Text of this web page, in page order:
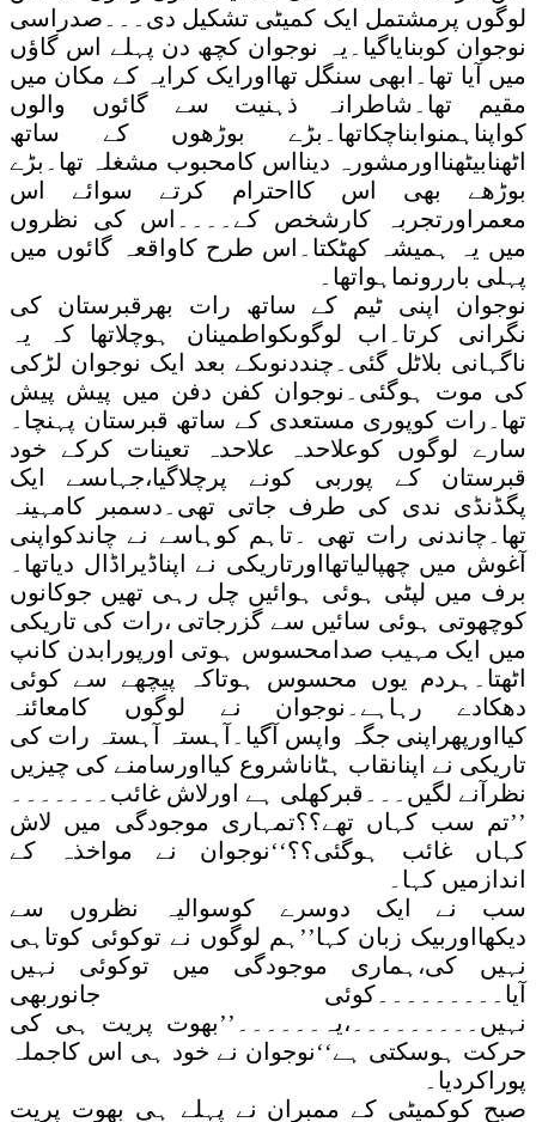
لوگوں پرمشتمل ایک کمیٹی تشکیل دی۔۔۔صدراسی
نوجوان کوبنایاگیا۔یہ نوجوان کچھ دن پہلے اس گاؤں
میں آیا تھا۔ابھی سنگل تھااورایک کرایہ کے مکان میں
مقیم تھا۔شاطرانہ ذہنیت سے گائوں والوں
کواپناہمنوابناچکاتھا۔بڑے بوڑھوں کے ساتھ
اٹھنابیٹھنااورمشورہ دینااس کامحبوب مشغلہ تھا۔بڑے
بوڑھے بھی اس کااحترام کرتے سوائے اس
معمراورتجربہ کارشخص کے۔۔۔۔اس کی نظروں
میں یہ ہمیشہ کھٹکتا۔اس طرح کاواقعہ گائوں میں
پہلی باررونماہواتھا۔
نوجوان اپنی ٹیم کے ساتھ رات بھرقبرستان کی
نگرانی کرتا۔اب لوگوںکواطمینان ہوچلاتھا کہ یہ
ناگہانی بلاٹل گئی۔چنددنوںکے بعد ایک نوجوان لڑکی
کی موت ہوگئی۔نوجوان کفن دفن میں پیش پیش
تھا۔رات کوپوری مستعدی کے ساتھ قبرستان پہنچا۔
سارے لوگوں کوعلاحدہ علاحدہ تعینات کرکے خود
قبرستان کے پوربی کونے پرچلاگیا،جہاںسے ایک
پگڈنڈی ندی کی طرف جاتی تھی۔دسمبر کامہینہ
تھا۔چاندنی رات تھی ۔تاہم کوہاسے نے چاندکواپنی
آغوش میں چھپالیاتھااورتاریکی نے اپناڈیراڈال دیاتھا۔
برف میں لپٹی ہوئی ہوائیں چل رہی تھیں جوکانوں
کوچھوتی ہوئی سائیں سے گزرجاتی ،رات کی تاریکی
میں ایک مہیب صدامحسوس ہوتی اورپورابدن کانپ
اٹھتا۔ہردم یوں محسوس ہوتاکہ پیچھے سے کوئی
دھکادے رہاہے۔نوجوان نے لوگوں کامعائنہ
کیااورپھراپنی جگہ واپس آگیا۔آہستہ آہستہ رات کی
تاریکی نے اپنانقاب ہٹاناشروع کیااورسامنے کی چیزیں
نظرآنے لگیں۔۔۔قبرکھلی ہے اورلاش غائب۔۔۔۔۔۔۔
’’تم سب کہاں تھے؟؟تمہاری موجودگی میں لاش
کہاں غائب ہوگئی؟؟‘‘نوجوان نے مواخذہ کے
اندازمیں کہا۔
سب نے ایک دوسرے کوسوالیہ نظروں سے
دیکھااوربیک زبان کہا’’ہم لوگوں نے توکوئی کوتاہی
نہیں کی،ہماری موجودگی میں توکوئی نہیں
آیا۔۔۔۔۔۔۔۔۔کوئی جانوربھی
نہیں۔۔۔۔۔۔۔۔۔،یہ۔۔۔۔۔۔’’بھوت پریت ہی کی
حرکت ہوسکتی ہے‘‘نوجوان نے خود ہی اس کاجملہ
پوراکردیا۔
صبح کوکمیٹی کے ممبران نے پہلے ہی بھوت پریت